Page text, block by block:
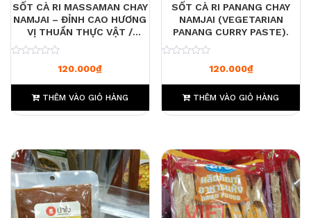
SỐT CÀ RI MASSAMAN CHAY
NAMJAI – ĐỈNH CAO HƯƠNG
VỊ THUẦN THỰC VẬT /
COMBO 3 TÚI
120.000₫
THÊM VÀO GIỎ HÀNG
SỐT CÀ RI PANANG CHAY
NAMJAI (VEGETARIAN
PANANG CURRY PASTE).
120.000₫
THÊM VÀO GIỎ HÀNG